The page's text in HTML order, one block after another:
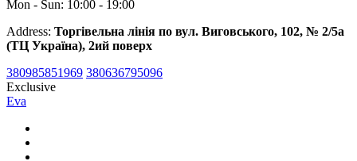
Mon - Sun: 10:00 - 19:00
Address: Торгівельна лінія по вул. Виговського, 102, № 2/5а
(ТЦ Україна), 2ий поверх
380985851969 380636795096
Exclusive
Eva